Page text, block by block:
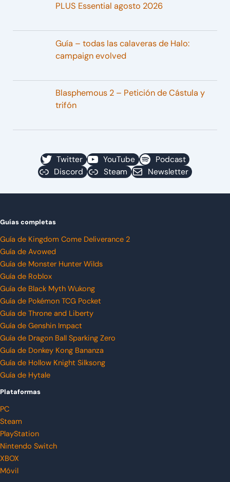
PLUS Essential agosto 2026
Guía – todas las calaveras de Halo:
campaign evolved
Blasphemous 2 – Petición de Cástula y
trifón
Twitter YouTube
Podcast
Discord
Steam Newsletter
Guías completas
Guía de Kingdom Come Deliverance 2
Guía de Avowed
Guía de Monster Hunter Wilds
Guía de Roblox
Guía de Black Myth Wukong
Guía de Pokémon TCG Pocket
Guía de Throne and Liberty
Guía de Genshin Impact
Guía de Dragon Ball Sparking Zero
Guía de Donkey Kong Bananza
Guía de Hollow Knight Silksong
Guía de Hytale
Plataformas
PC
Steam
PlayStation
Nintendo Switch
XBOX
Móvil